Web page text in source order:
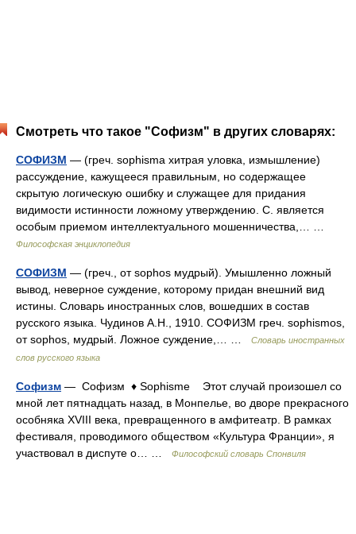
Смотреть что такое "Софизм" в других словарях:
СОФИЗМ — (греч. sophisma хитрая уловка, измышление)
рассуждение, кажущееся правильным, но содержащее
скрытую логическую ошибку и служащее для придания
видимости истинности ложному утверждению. С. является
особым приемом интеллектуального мошенничества,… …
Философская энциклопедия
СОФИЗМ — (греч., от sophos мудрый). Умышленно ложный
вывод, неверное суждение, которому придан внешний вид
истины. Словарь иностранных слов, вошедших в состав
русского языка. Чудинов А.Н., 1910. СОФИЗМ греч. sophismos,
от sophos, мудрый. Ложное суждение,… …
Словарь иностранных
слов русского языка
Софизм — Софизм ♦ Sophisme Этот случай произошел со
мной лет пятнадцать назад, в Монпелье, во дворе прекрасного
особняка XVIII века, превращенного в амфитеатр. В рамках
фестиваля, проводимого обществом «Культура Франции», я
участвовал в диспуте о… …
Философский словарь Спонвиля